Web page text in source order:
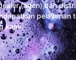
(agen) dan
pelayanan
kami.